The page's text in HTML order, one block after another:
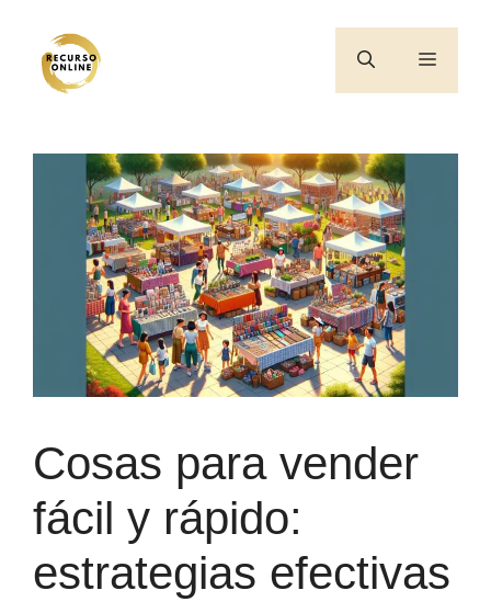
contenido
Menú
Cosas para vender
fácil y rápido:
estrategias efectivas